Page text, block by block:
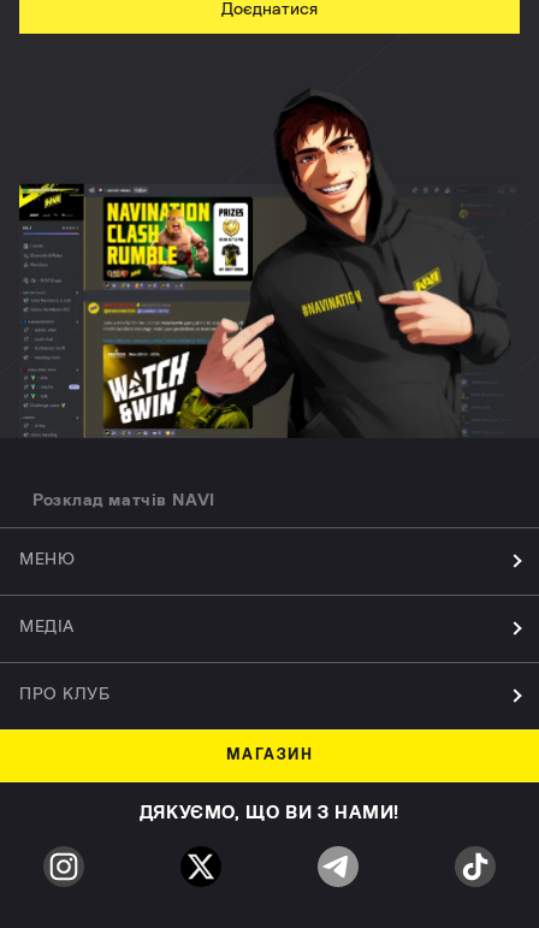
Доєднатися
Розклад матчів NAVI
МЕНЮ
МЕДІА
ПРО КЛУБ
МАГАЗИН
ДЯКУЄМО, ЩО ВИ З НАМИ!